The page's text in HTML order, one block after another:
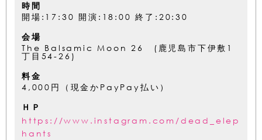
時間
開場:17:30 開演:18:00 終了:20:30
会場
The Balsamic Moon 26 (鹿児島市下伊敷1
丁目54-26)
料金
4,000円（現金かPayPay払い）
ＨＰ
https://www.instagram.com/dead_elep
hants